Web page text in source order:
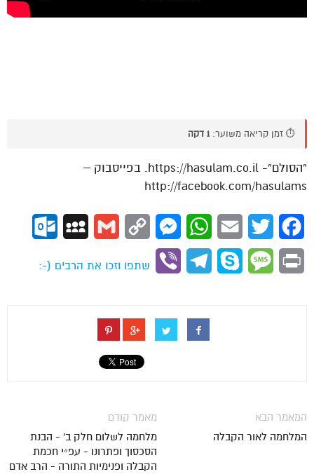
⏱️ זמן קריאה משוער: 1 דקה
“הסולם”- https://hasulam.co.il. בפייסבוק –
http://facebook.com/hasulams
Facebook
Twitter
Email
WhatsApp
Messenger
Copy
Gmail
MySpace
Print
Message
Skype
Telegram
Viber
שתפו וזכו את הרבים (-:
מאמר קודם
מלחמה לשלום חלק ב' - הבנת
הסכסוך ופתרונו - עפ״י חכמת
הקבלה ופנימיות התורה - הרב אדם
המאמר הבא
המלחמה לאור הקבלה